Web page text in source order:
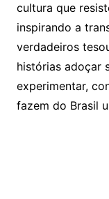
cultura que
inspirando a
verdadeiros
histórias adoçar
experimentar,
fazem do Brasil